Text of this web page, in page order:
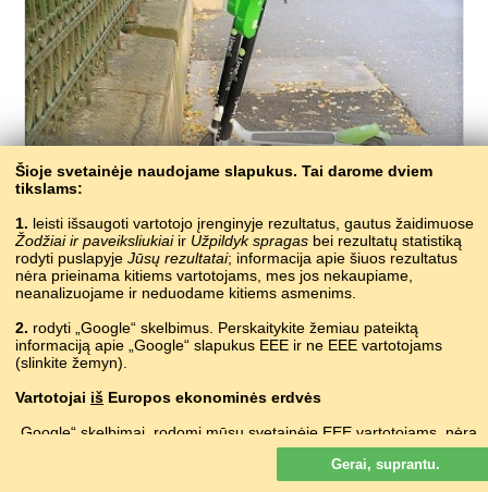
175 – paspirtukas
ABCHAZŲ ?
ADIGŲ ?
AGULŲ ?
AIRIŲ ?
ANGLŲ kick scooter
ARMĖNŲ ինքնաշարժ խաղալիք
AUKŠTUTINIŲ SORBŲ ?
Šioje svetainėje naudojame slapukus. Tai darome dviem
tikslams:
1. leisti išsaugoti vartotojo įrenginyje rezultatus, gautus žaidimuose
Žodžiai ir paveiksliukiaiir Užpildyk spragas bei rezultatų statistiką
rodyti puslapyje Jūsų rezultatai; informacija apie šiuos rezultatus
nėra prieinama kitiems vartotojams, mes jos nekaupiame,
neanalizuojame ir neduodame kitiems asmenims.
2. rodyti „Google“ skelbimus. Perskaitykite žemiau pateiktą
informaciją apie „Google“ slapukus EEE ir ne EEE vartotojams
(slinkite žemyn).
Vartotojai iš Europos ekonominės erdvės
„Google“ skelbimai, rodomi mūsų svetainėje EEE vartotojams, nėra
suasmeninti. Nors šie skelbimai slapukų nenaudoja suasmeninimui,
bet jie juos naudoja, kad būtų galima riboti dažnumą, parengti
suvestines ataskaitas apie skelbimus ir kovoti su sukčiavimu ir
Gerai, suprantu.